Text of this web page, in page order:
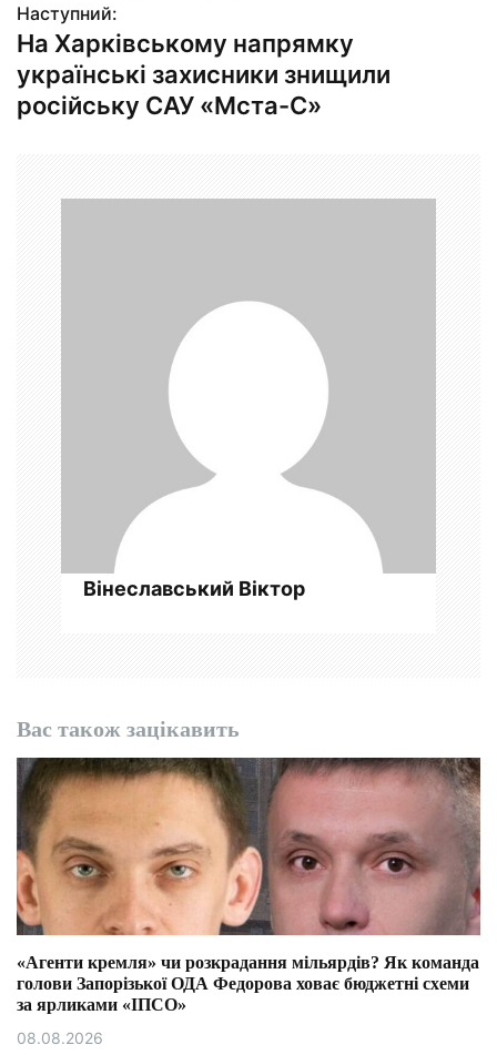
і
г
а
Наступний:
На Харківському напрямку
українські захисники знищили
російську САУ «Мста-С»
Вінеславський Віктор
Вас також зацікавить
«Агенти кремля» чи розкрадання мільярдів? Як команда
голови Запорізької ОДА Федорова ховає бюджетні схеми
за ярликами «ІПСО»
08.08.2026